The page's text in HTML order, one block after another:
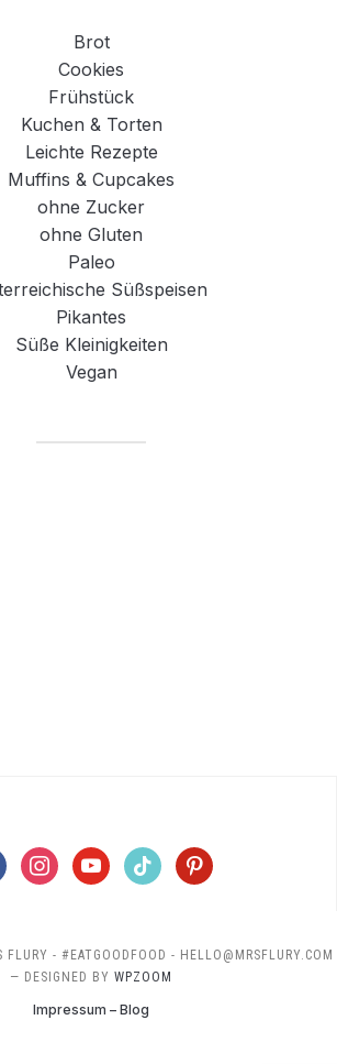
Brot
Cookies
Frühstück
Kuchen & Torten
Leichte Rezepte
Muffins & Cupcakes
ohne Zucker
ohne Gluten
Paleo
Süßspeisen
Pikantes
Süße Kleinigkeiten
Vegan
instagramyoutubetiktok pinterest
- #EATGOODFOOD - HELLO@MRSFLURY.COM
— DESIGNED BY WPZOOM
Impressum – Blog